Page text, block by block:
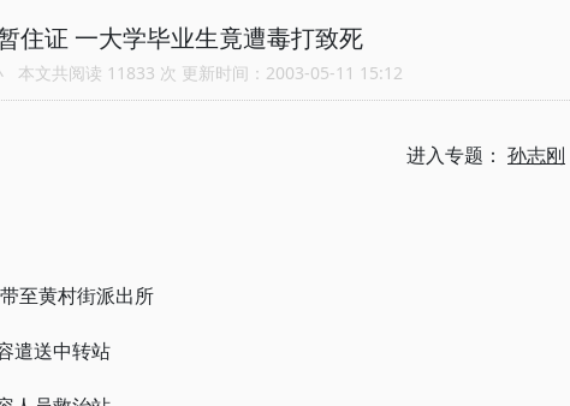
住证 一大学毕业生竟遭毒打致死
本文共阅读 11833 次 更新时间：2003-05-11 15:12
进入专题： 孙志刚
至黄村街派出所
遣送中转站